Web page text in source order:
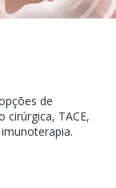
de
cirúrgica, TACE,